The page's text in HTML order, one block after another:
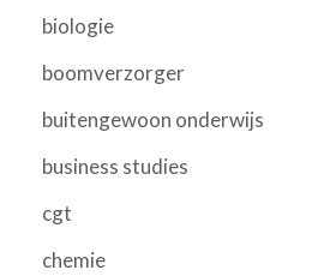
biologie
boomverzorger
buitengewoon onderwijs
business studies
cgt
chemie